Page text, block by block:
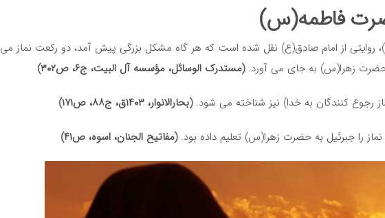
فاطمه(س)
روایتی از امام صادق(ع) نقل شده است که هر گاه مشکل بزرگی پیش آمد، دو رکعت نماز می
حضرت زهرا(س) به جای می آورد. (مستدرک الوسائل، مؤسسه آل البیت، ج۶، ص۳۰۲)
رجوع کنندگان به خدا) نیز شناخته می شود.(بحارالانوار، ۱۴۰۳ق، ج۸۸، ص۱۷۱)
را جبرئیل به حضرت زهرا(س) تعلیم داده بود.(مفاتیح الجنان، اسوه، ص۴۱)